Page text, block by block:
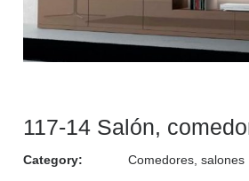
117-14 Salón,
Category: Comedores, salones